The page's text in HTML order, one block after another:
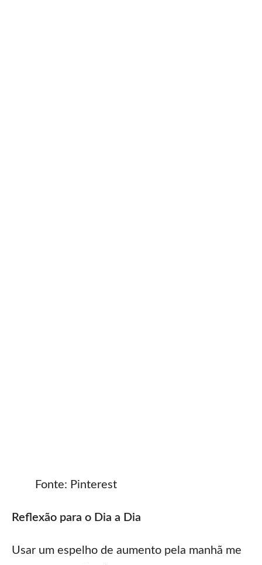
Fonte: Pinterest
Reflexão para o Dia a Dia
Usar um espelho de aumento pela manhã me